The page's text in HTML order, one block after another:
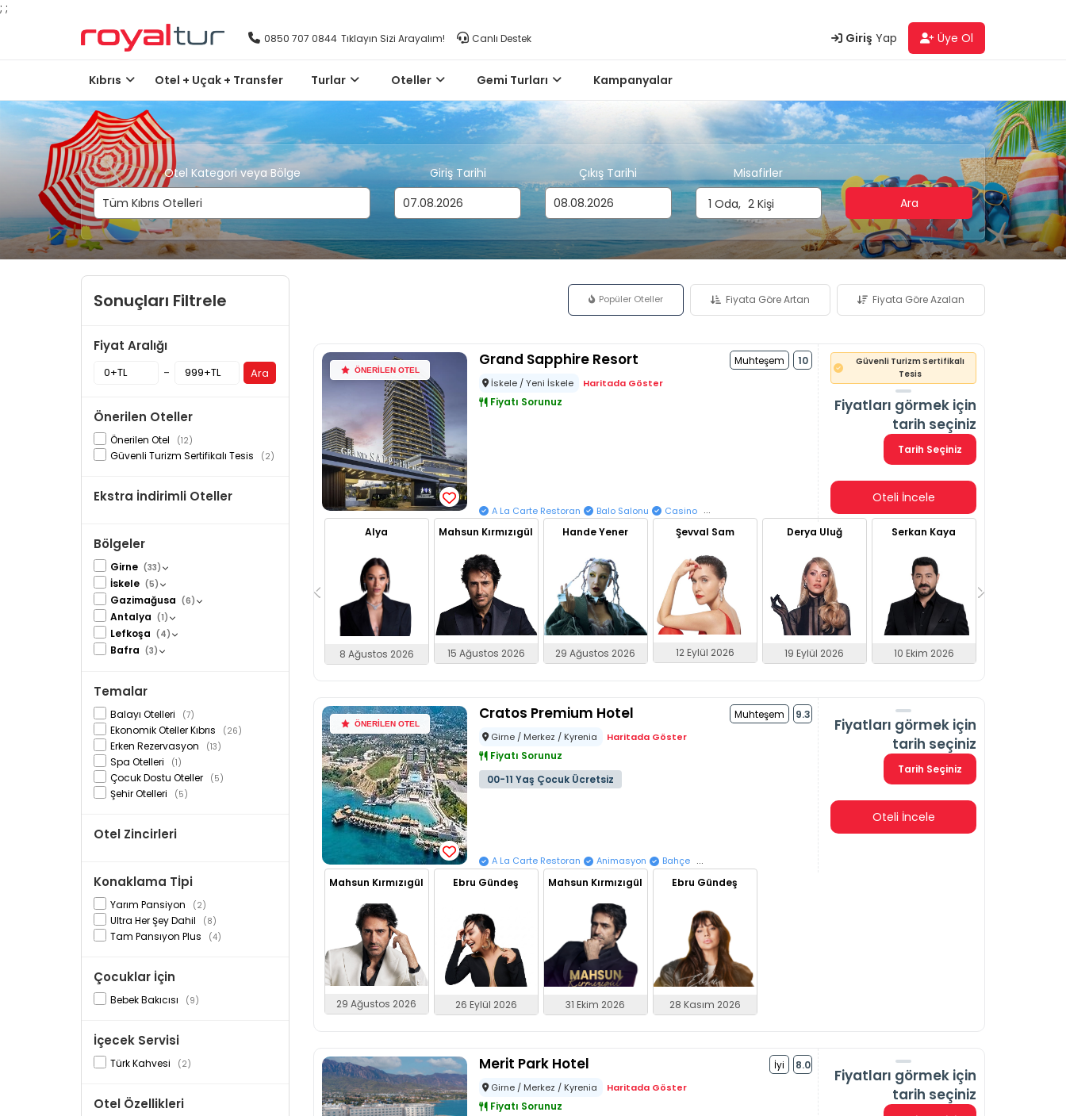
; ;
0850 707 0844 Tıklayın Sizi Arayalım! Canlı Destek Giriş Yap Üye Ol
Kıbrıs Otel + Uçak + Transfer Turlar Oteller Gemi Turları Kampanyalar
Otel Kategori veya Bölge Giriş Tarihi Çıkış Tarihi
Misafirler
1 Oda, 2Kişi Ara
Sonuçları Filtrele
Fiyat Aralığı
- Ara
Önerilen Oteller
Önerilen Otel (12)
Güvenli Turizm Sertifikalı Tesis (2)
Ekstra İndirimli Oteller
Bölgeler
Girne (33)
İskele (5)
Gazimağusa (6)
Antalya (1)
Lefkoşa (4)
Bafra (3)
Temalar
Balayı Otelleri (7)
Ekonomik Oteller Kıbrıs (26)
Erken Rezervasyon (13)
Spa Otelleri (1)
Çocuk Dostu Oteller (5)
Şehir Otelleri (5)
Otel Zincirleri
Konaklama Tİpi
Yarım Pansiyon (2)
Ultra Her Şey Dahil (8)
Tam Pansıyon Plus (4)
Çocuklar İçin
Bebek Bakıcısı (9)
İçecek Servisi
Türk Kahvesi (2)
Otel Özellikleri
Popüler Oteller Fiyata Göre Artan Fiyata Göre Azalan
ÖNERİLEN OTEL
Muhteşem 10
Grand Sapphire Resort
İskele / Yeni İskele Haritada Göster
Fiyatı Sorunuz
A La Carte Restoran Balo Salonu Casino ...
Güvenli Turizm Sertifikalı
Tesis
Fiyatları görmek için
tarih seçiniz
Tarih Seçiniz
Oteli İncele
Alya
8 Ağustos 2026
Mahsun Kırmızıgül
15 Ağustos 2026
Hande Yener
29 Ağustos 2026
Şevval Sam
12 Eylül 2026
Derya Uluğ
19 Eylül 2026
Serkan Kaya
10 Ekim 2026
ÖNERİLEN OTEL
Muhteşem 9.3
Cratos Premium Hotel
Girne / Merkez / Kyrenia Haritada Göster
Fiyatı Sorunuz
A La Carte Restoran Animasyon Bahçe ...
00-11 Yaş Çocuk Ücretsiz
Fiyatları görmek için
tarih seçiniz
Tarih Seçiniz
Oteli İncele
Mahsun Kırmızıgül
29 Ağustos 2026
Ebru Gündeş
26 Eylül 2026
Mahsun Kırmızıgül
31 Ekim 2026
Ebru Gündeş
28 Kasım 2026
İyi 8.0
Merit Park Hotel
Girne / Merkez / Kyrenia Haritada Göster
Fiyatı Sorunuz
Fiyatları görmek için
tarih seçiniz